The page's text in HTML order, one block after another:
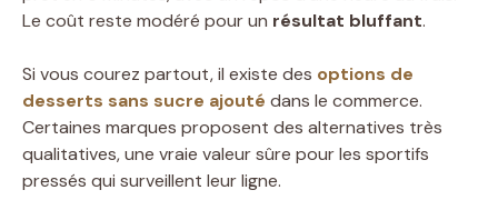
Le coût reste modéré pour un résultat bluffant.
Si vous courez partout, il existe des options de
desserts sans sucre ajouté dans le commerce.
Certaines marques proposent des alternatives très
qualitatives, une vraie valeur sûre pour les sportifs
pressés qui surveillent leur ligne.